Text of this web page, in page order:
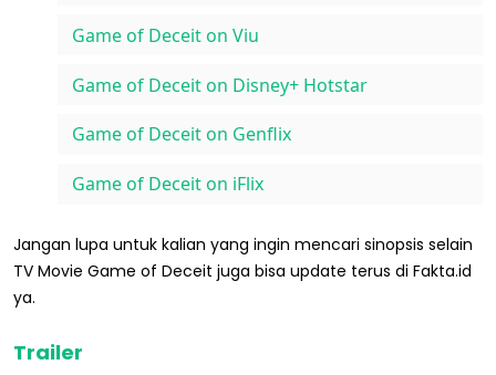
Game of Deceit on Viu
Game of Deceit on Disney+ Hotstar
Game of Deceit on Genflix
Game of Deceit on iFlix
Jangan lupa untuk kalian yang ingin mencari sinopsis selain
TV Movie Game of Deceit juga bisa update terus di Fakta.id
ya.
Trailer